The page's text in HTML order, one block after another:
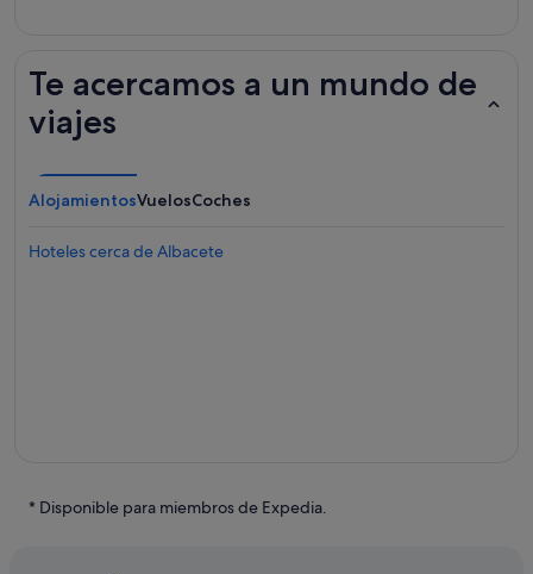
Te acercamos a un mundo de
viajes
AlojamientosVuelosCoches
Hoteles cerca de Albacete
* Disponible para miembros de Expedia.